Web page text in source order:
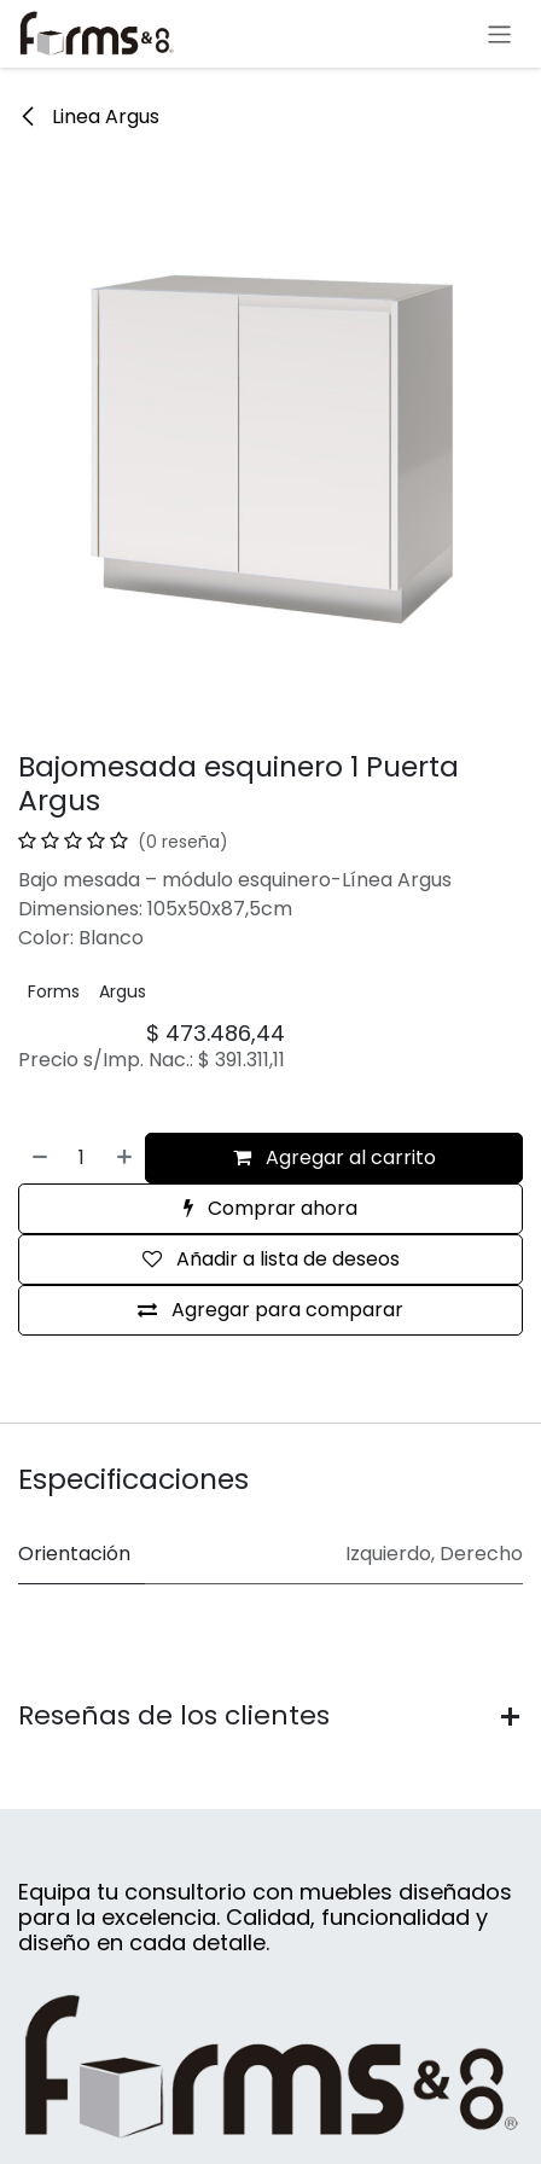
Ir al contenido
Linea Argus
Bajomesada esquinero 1 Puerta
Argus
(0 reseña)
Bajo mesada – módulo esquinero-Línea Argus
Dimensiones: 105x50x87,5cm
Color: Blanco
Forms Argus
$ 473.486,44
Precio s/Imp. Nac.: $ 391.311,11
Agregar al carrito
Comprar ahora
Agregar para comparar
Añadir a lista de deseos
Especificaciones
Orientación Izquierdo, Derecho
Reseñas de los clientes
Equipa tu consultorio con muebles diseñados
para la excelencia. Calidad, funcionalidad y
diseño en cada detalle.